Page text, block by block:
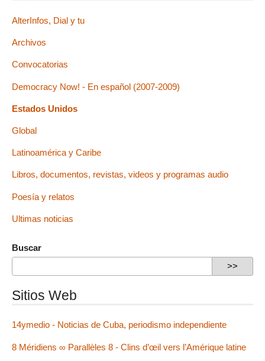
AlterInfos, Dial y tu
Archivos
Convocatorias
Democracy Now! - En español (2007-2009)
Estados Unidos
Global
Latinoamérica y Caribe
Libros, documentos, revistas, videos y programas audio
Poesía y relatos
Ultimas noticias
Buscar
Sitios Web
14ymedio - Noticias de Cuba, periodismo independiente
8 Méridiens ∞ Parallèles 8 - Clins d’œil vers l’Amérique latine